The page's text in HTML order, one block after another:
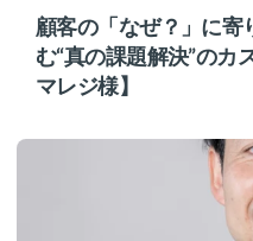
顧客の「なぜ？」に
む“真の課題解決”のカ
マレジ様】